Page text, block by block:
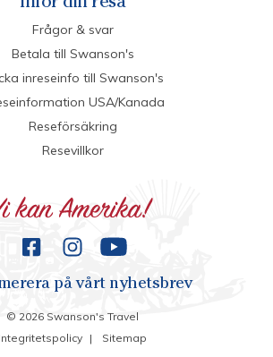
Frågor & svar
Betala till Swanson's
inreseinfo till Swanson's
USA/Kanada
Reseförsäkring
Resevillkor
på vårt nyhetsbrev
© 2026 Swanson's Travel
Integritetspolicy | Sitemap